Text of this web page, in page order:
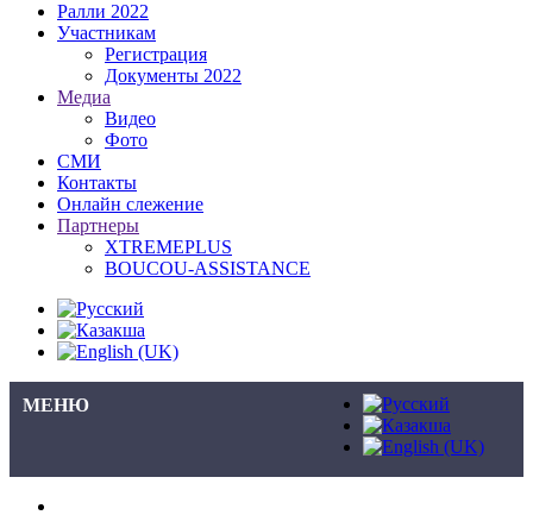
Ралли 2022
Участникам
Регистрация
Документы 2022
Медиа
Видео
Фото
СМИ
Контакты
Онлайн слежение
Партнеры
XTREMEPLUS
BOUCOU-ASSISTANCE
МЕНЮ